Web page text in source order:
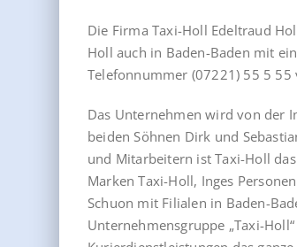
Die Firma Taxi-Holl Edeltraud
Holl auch in Baden-Baden mit
Telefonnummer (07221) 55 5 55
Das Unternehmen wird von der
beiden Söhnen Dirk und
und Mitarbeitern ist Taxi-Holl
Marken Taxi-Holl, Inges
Schuon mit Filialen in Baden-
Unternehmensgruppe „Taxi-